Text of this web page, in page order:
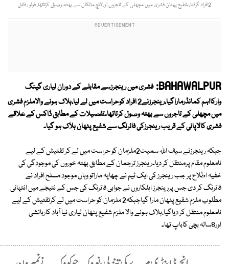
2افراد گرفتار،شفیع پھٹان فشری میں مچھلی کے تاجروں اورلانچ مالکان سے بھتہ وصول کرتاتھا. فوٹو : فائل
BAHAWALPUR: فشری میں رینجرزسے مقابلے کے دوران لیاری گینگ
وارکااہم کمانڈرماراگیا،رینجرزنے2 افراد کوحراست میں لے لیا،ہلاک ہونے والاملزم فشری
میں مچھلی کے تاجروں سے بھتہ وصول کرتاتھا۔تفصیلات کے مطابق ڈاکس کے علاقے
فشری کالاپانی کے قریب رینجرزکی فائرنگ سے شفیع پٹھان ہلاک ہو گیا۔
جبکہ رینجرزنے سیف اﷲ سمیت2ملزمان کو حراست میں لے کر تفتیش کے لیے
نامعلوم مقام پرمنتقل کر دیا۔رینجرز ترجمان کے مطابق بھتہ خوروں کی موجودگی کی
خفیہ اطلاع پر جب رینجرز کی ایک ٹیم نے چھاپہ ماراتو وہاں موجود مسلح افراد نے
فائرنگ کر دی جس پررینجرز اہلکاروں نے جوابی فائرنگ کی جس کے نتیجے میں انتہائی
مطلوب ملزم شفیع پٹھان مارا گیاجبکہ2 ملزمان کو حراست میں لے کرتفتیش کے لیے
نامعلوم منتقل کر دیاگیا،ہلاک ہونے والا ملزم شفیع پٹھان لیاری نیا آباد کارہائشی
اور8سالہ بچی کاباپ تھا۔